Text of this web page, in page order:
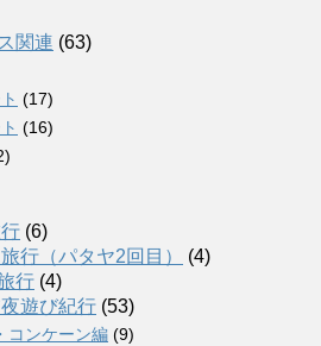
関連 (63)
(17)
(16)
(6)
行（パタヤ2回目）
(4)
行 (4)
遊び紀行 (53)
コンケーン編 (9)